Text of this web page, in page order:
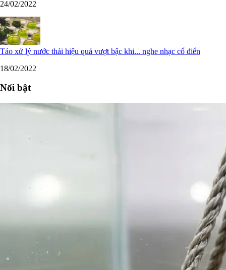
24/02/2022
Tảo xử lý nước thải hiệu quả vượt bậc khi... nghe nhạc cổ điển
18/02/2022
Nổi bật